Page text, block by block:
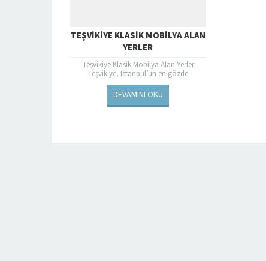
TEŞVIKIYE KLASIK MOBILYA ALAN
YERLER
Teşvikiye Klasik Mobilya Alan Yerler
Teşvikiye, İstanbul’un en gözde
semtlerinden biri olarak öne çıkar. Tarihi
ve kültürel zenginlikleri, şık mekanları,...
DEVAMINI OKU